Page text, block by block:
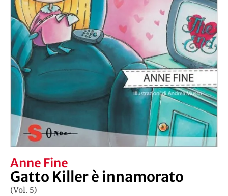
Anne Fine
Gatto Killer è innamorato
(Vol. 5)